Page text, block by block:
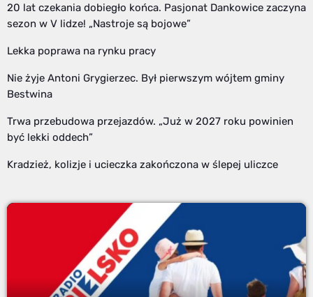
20 lat czekania dobiegło końca. Pasjonat Dankowice zaczyna
sezon w V lidze! „Nastroje są bojowe”
Lekka poprawa na rynku pracy
Nie żyje Antoni Grygierzec. Był pierwszym wójtem gminy
Bestwina
Trwa przebudowa przejazdów. „Już w 2027 roku powinien
być lekki oddech”
Kradzież, kolizje i ucieczka zakończona w ślepej uliczce